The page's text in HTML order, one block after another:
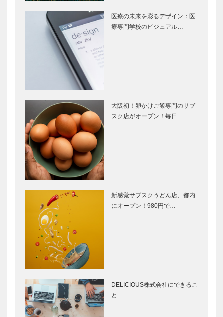
医療の未来を彩るデザイン：医
療専門学校のビジュアル…
大阪初！卵かけご飯専門のサブ
スク店がオープン！毎日…
新感覚サブスクうどん店、都内
にオープン！980円で…
DELICIOUS株式会社にできるこ
と